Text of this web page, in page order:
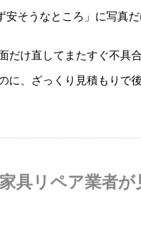
そうなところ」に写真だ
だけ直してまたすぐ不具合
に、ざっくり見積もりで
具リペア業者が